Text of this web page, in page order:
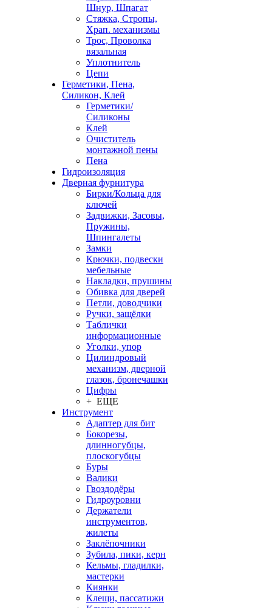
Шнур, Шпагат
Стяжка, Стропы,
Храп. механизмы
Трос, Проволка
вязальная
Уплотнитель
Цепи
Герметики, Пена,
Силикон, Клей
Герметики/
Силиконы
Клей
Очиститель
монтажной пены
Пена
Гидроизоляция
Дверная фурнитура
Бирки/Кольца для
ключей
Задвижки, Засовы,
Пружины,
Шпингалеты
Замки
Крючки, подвески
мебельные
Накладки, прушины
Обивка для дверей
Петли, доводчики
Ручки, защёлки
Таблички
информационные
Уголки, упор
Цилиндровый
механизм, дверной
глазок, бронечашки
Цифры
+ ЕЩЕ
Инструмент
Адаптер для бит
Бокорезы,
длинногубцы,
плоскогубцы
Буры
Валики
Гвоздодёры
Гидроуровни
Держатели
инструментов,
жилеты
Заклёпочники
Зубила, пики, керн
Кельмы, гладилки,
мастерки
Киянки
Клещи, пассатижи